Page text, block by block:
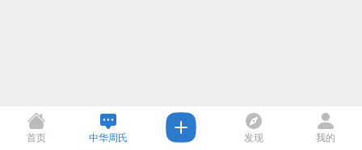
首页 中华周氏 发现 我的